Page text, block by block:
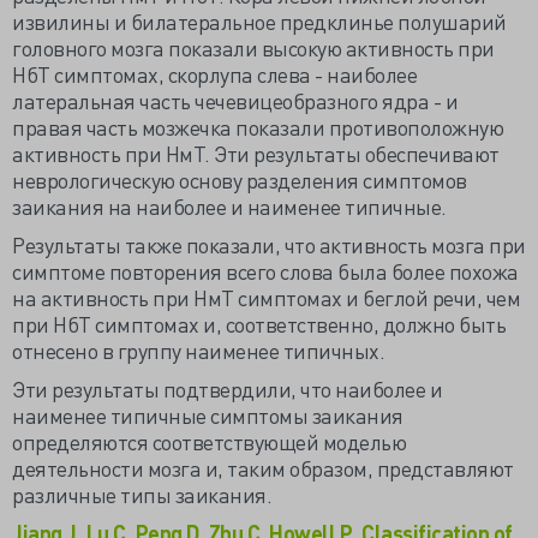
извилины и билатеральное предклинье полушарий
головного мозга показали высокую активность при
НбТ симптомах, скорлупа слева - наиболее
латеральная часть чечевицеобразного ядра - и
правая часть мозжечка показали противоположную
активность при НмТ. Эти результаты обеспечивают
неврологическую основу разделения симптомов
заикания на наиболее и наименее типичные.
Результаты также показали, что активность мозга при
симптоме повторения всего слова была более похожа
на активность при НмТ симптомах и беглой речи, чем
при НбТ симптомах и, соответственно, должно быть
отнесено в группу наименее типичных.
Эти результаты подтвердили, что наиболее и
наименее типичные симптомы заикания
определяются соответствующей моделью
деятельности мозга и, таким образом, представляют
различные типы заикания.